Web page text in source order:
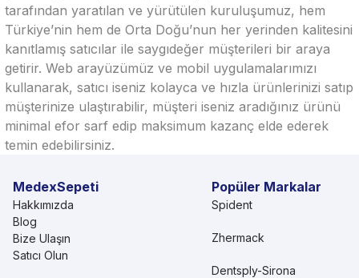
tarafından yaratılan ve yürütülen kuruluşumuz, hem
Türkiye’nin hem de Orta Doğu’nun her yerinden kalitesini
kanıtlamış satıcılar ile saygıdeğer müşterileri bir araya
getirir. Web arayüzümüz ve mobil uygulamalarımızı
kullanarak, satıcı iseniz kolayca ve hızla ürünlerinizi satıp
müşterinize ulaştırabilir, müşteri iseniz aradığınız ürünü
minimal efor sarf edip maksimum kazanç elde ederek
temin edebilirsiniz.
MedexSepeti
Hakkımızda
Blog
Bize Ulaşın
Satıcı Olun
Popüler Markalar
Spident
Zhermack
Dentsply-Sirona